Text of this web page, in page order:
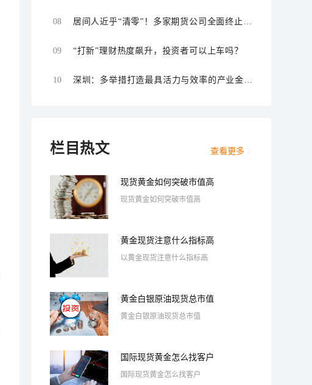
08
居间人近乎“清零”！多家期货公司全面终止居
09
“打新”理财热度飙升，投资者可以上车吗？
10
深圳：多举措打造最具活力与效率的产业金融
栏目热文 查看更多
现货黄金如何突破市值高
现货黄金如何突破市值高
黄金现货注意什么指标高
以黄金现货注意什么指标高
黄金白银原油现货总市值
黄金白银原油现货总市值
国际现货黄金怎么找客户
国际现货黄金怎么找客户